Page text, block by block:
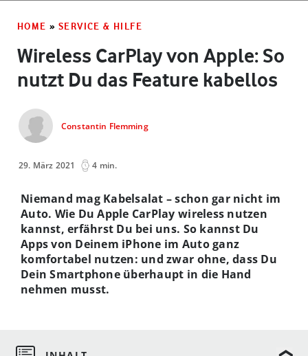
HOME » SERVICE & HILFE
Wireless CarPlay von Apple: So
nutzt Du das Feature kabellos
Constantin Flemming
29. März 2021 4 min.
Niemand mag Kabelsalat – schon gar nicht im
Auto. Wie Du Apple CarPlay wireless nutzen
kannst, erfährst Du bei uns. So kannst Du
Apps von Deinem iPhone im Auto ganz
komfortabel nutzen: und zwar ohne, dass Du
Dein Smartphone überhaupt in die Hand
nehmen musst.